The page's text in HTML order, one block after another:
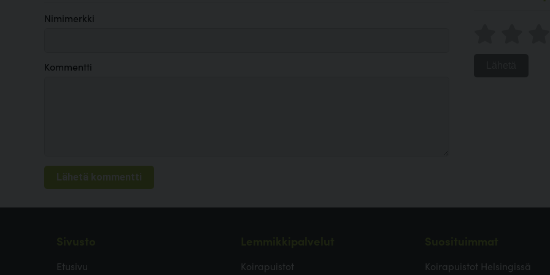
Nimimerkki
Kommentti
Etusivu
Koirapuistot
Koirapuistot Helsingissä